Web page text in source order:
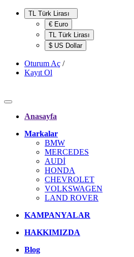
€ Euro
TL Türk Lirası
$ US Dollar
Oturum Aç /
Kayıt Ol
Anasayfa
Markalar
BMW
MERCEDES
AUDİ
HONDA
CHEVROLET
VOLKSWAGEN
LAND ROVER
KAMPANYALAR
HAKKIMIZDA
Blog